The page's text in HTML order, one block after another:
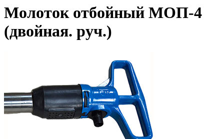
Молоток отбойный МОП-4
(двойная. руч.)